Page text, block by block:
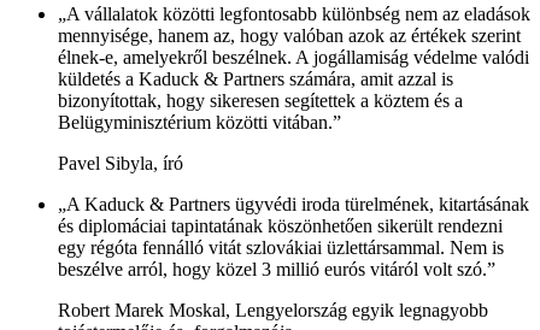
„A vállalatok közötti legfontosabb különbség nem az eladások
mennyisége, hanem az, hogy valóban azok az értékek szerint
élnek-e, amelyekről beszélnek. A jogállamiság védelme valódi
küldetés a Kaduck & Partners számára, amit azzal is
bizonyítottak, hogy sikeresen segítettek a köztem és a
Belügyminisztérium közötti vitában.”
Pavel Sibyla, író
„A Kaduck & Partners ügyvédi iroda türelmének, kitartásának
és diplomáciai tapintatának köszönhetően sikerült rendezni
egy régóta fennálló vitát szlovákiai üzlettársammal. Nem is
beszélve arról, hogy közel 3 millió eurós vitáról volt szó.”
Robert Marek Moskal, Lengyelország egyik legnagyobb